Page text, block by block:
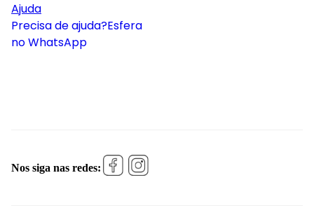
Ajuda
Precisa de ajuda?Esfera
no WhatsApp
Nos siga nas redes: